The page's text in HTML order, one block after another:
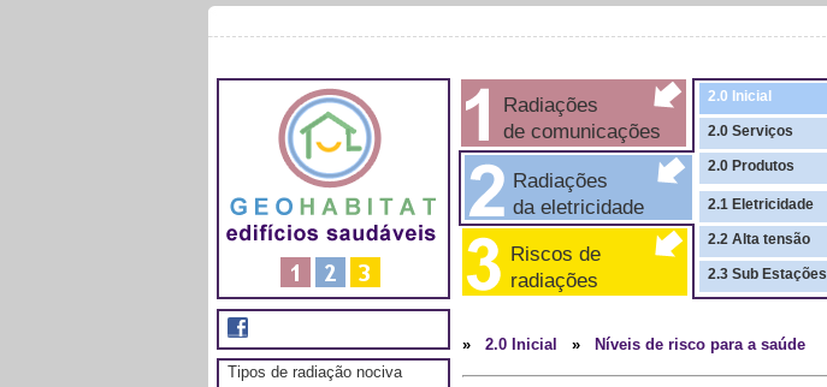
Radiações
de comunicações
Radiações
da eletricidade
Riscos de
radiações
2.0 Inicial
2.0 Serviços
2.0 Produtos
2.1 Eletricidade
2.2 Alta tensão
2.3 Sub Estações
Tipos de radiação nociva
» 2.0 Inicial » Níveis de risco para a saúde